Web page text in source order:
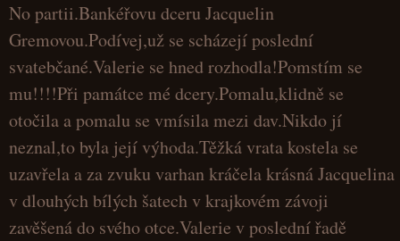
No partii.Bankéřovu dceru Jacquelin
Gremovou.Podívej,už se scházejí poslední
svatebčané.Valerie se hned rozhodla!Pomstím se
mu!!!!Při památce mé dcery.Pomalu,klidně se
otočila a pomalu se vmísila mezi dav.Nikdo jí
neznal,to byla její výhoda.Těžká vrata kostela se
uzavřela a za zvuku varhan kráčela krásná Jacquelina
v dlouhých bílých šatech v krajkovém závoji
zavěšená do svého otce.Valerie v poslední řadě